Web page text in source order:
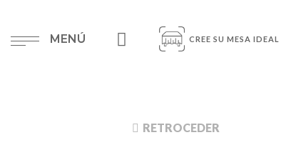
MENÚ CREE SU MESA IDEAL
RETROCEDER